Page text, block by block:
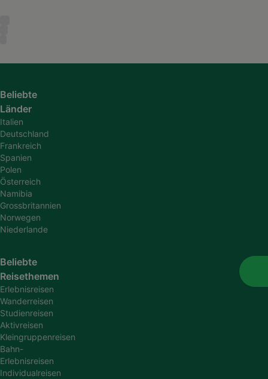
Beliebte
Länder
Italien
Deutschland
Frankreich
Spanien
Polen
Österreich
Namibia
Grossbritannien
Norwegen
Niederlande
Beliebte
Reisethemen
Erlebnisreisen
Wanderreisen
Studienreisen
Aktivreisen
Kleingruppenreisen
Bahn-
Erlebnisreisen
Individualreisen